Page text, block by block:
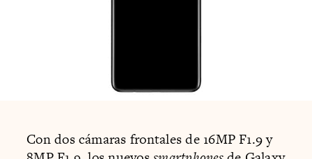
Con dos cámaras frontales de 16MP F1.9 y